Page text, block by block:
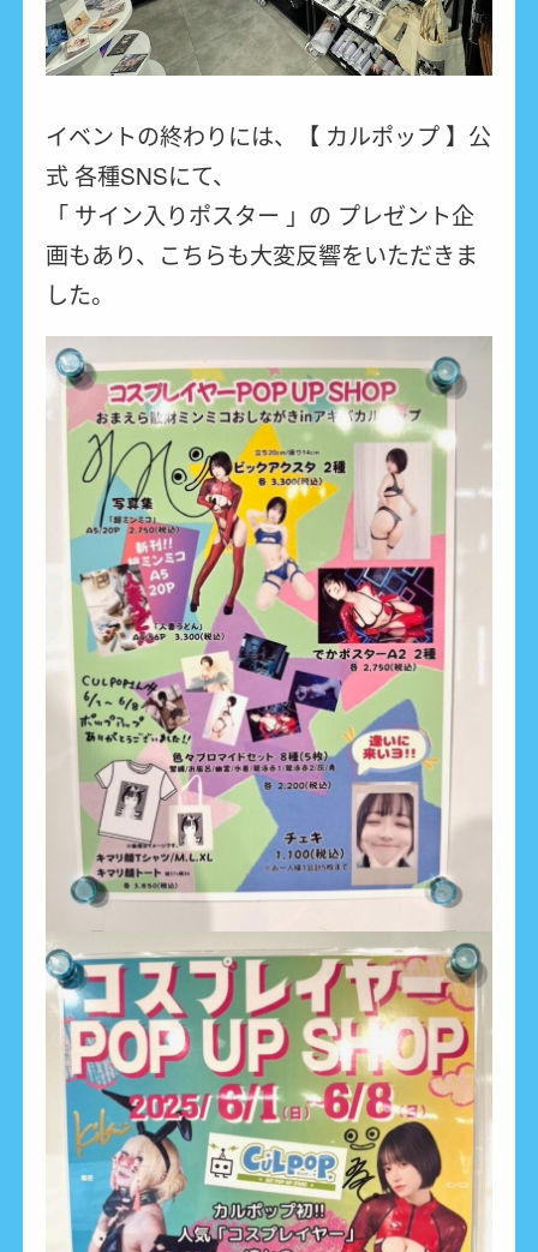
イベントの終わりには、【 カルポップ 】公
式 各種SNSにて、
「 サイン入りポスター 」の プレゼント企
画もあり、こちらも大変反響をいただきま
した。